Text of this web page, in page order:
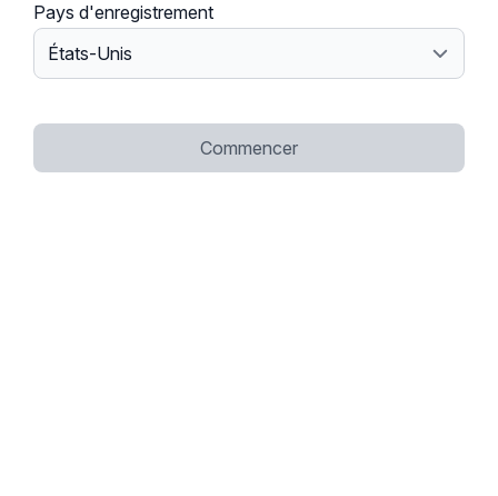
Pays d'enregistrement
Commencer